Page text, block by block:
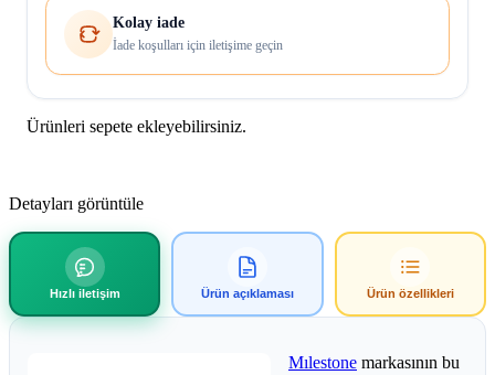
Kolay iade
İade koşulları için iletişime geçin
Ürünleri sepete ekleyebilirsiniz.
Detayları görüntüle
Hızlı iletişim Ürün açıklaması Ürün özellikleri
Mılestone markasının bu